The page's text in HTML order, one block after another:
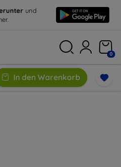
und
0
In den Warenkorb